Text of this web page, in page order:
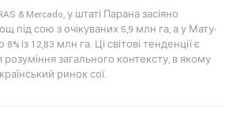
& Mercado, у штаті Парана засіяно
під сою з очікуваних 5,9 млн га, а у Мату-
із 12,83 млн га. Ці світові тенденції є
загального контексту, в якому
ринок сої.